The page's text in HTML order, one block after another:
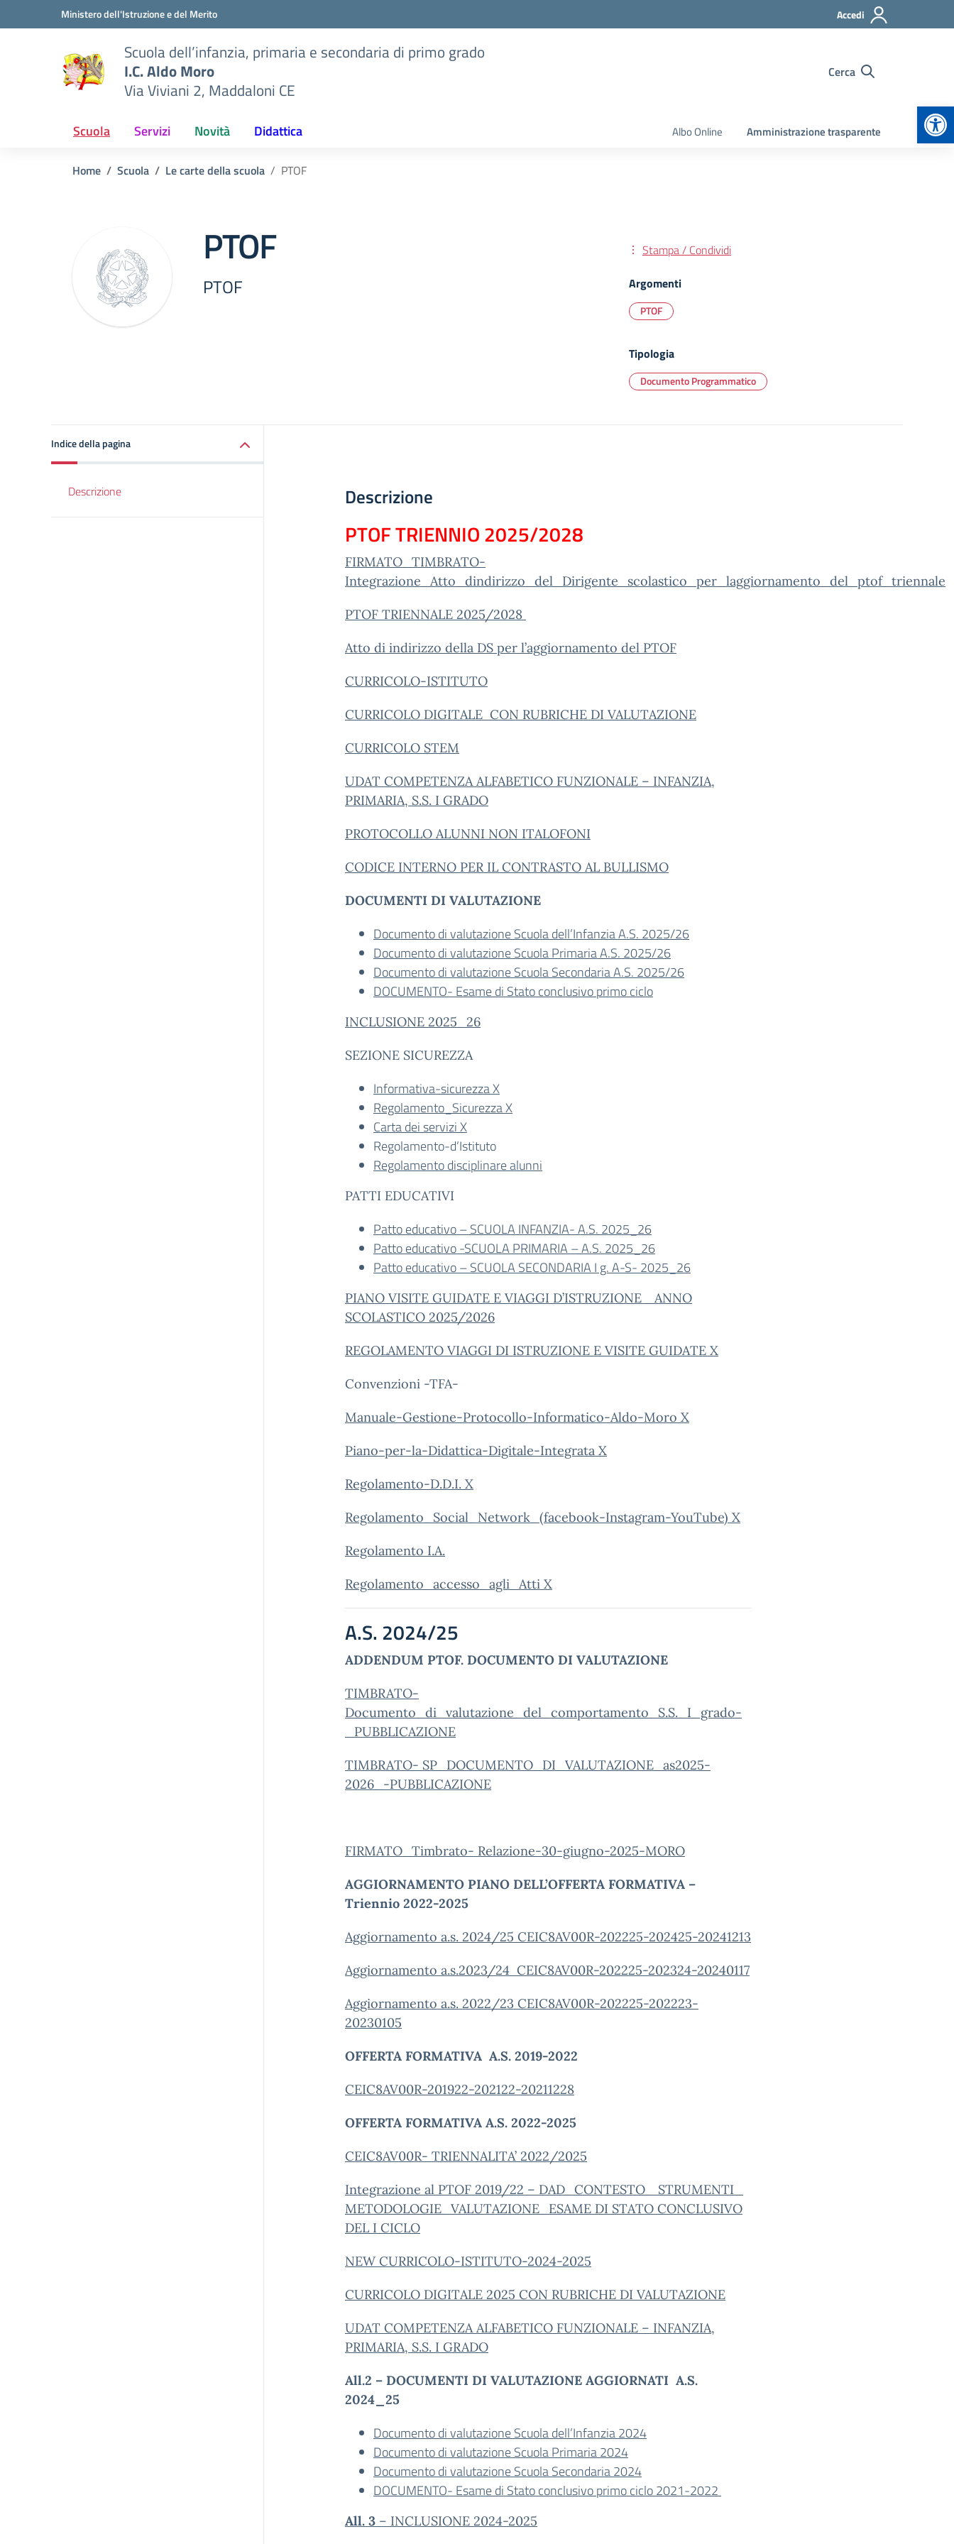
Vai ai contenuti
Vai al menu di navigazioneMinistero dell'Istruzione e del Merito Accedi
Scuola dell’infanzia, primaria e secondaria di primo grado
I.C. Aldo Moro
Via Viviani 2, Maddaloni CE
Cerca
Scuola Servizi Novità Didattica Albo Online Amministrazione trasparente
Home Scuola Le carte della scuola PTOF
PTOF
PTOF
Stampa / Condividi
Argomenti
PTOF
Tipologia
Documento Programmatico
Indice della pagina
Descrizione Descrizione
PTOF TRIENNIO 2025/2028
FIRMATO_TIMBRATO-
Integrazione_Atto_dindirizzo_del_Dirigente_scolastico_per_laggiornamento_del_ptof_triennale
PTOF TRIENNALE 2025/2028
Atto di indirizzo della DS per l’aggiornamento del PTOF
CURRICOLO-ISTITUTO
CURRICOLO DIGITALE CON RUBRICHE DI VALUTAZIONE
CURRICOLO STEM
UDAT COMPETENZA ALFABETICO FUNZIONALE – INFANZIA,
PRIMARIA, S.S. I GRADO
PROTOCOLLO ALUNNI NON ITALOFONI
CODICE INTERNO PER IL CONTRASTO AL BULLISMO
DOCUMENTI DI VALUTAZIONE
Documento di valutazione Scuola dell’Infanzia A.S. 2025/26
Documento di valutazione Scuola Primaria A.S. 2025/26
Documento di valutazione Scuola Secondaria A.S. 2025/26
DOCUMENTO- Esame di Stato conclusivo primo ciclo
INCLUSIONE 2025_26
SEZIONE SICUREZZA
Informativa-sicurezza X
Regolamento_Sicurezza X
Carta dei servizi X
Regolamento-d’Istituto
Regolamento disciplinare alunni
PATTI EDUCATIVI
Patto educativo – SCUOLA INFANZIA- A.S. 2025_26
Patto educativo -SCUOLA PRIMARIA – A.S. 2025_26
Patto educativo – SCUOLA SECONDARIA I g. A-S- 2025_26
PIANO VISITE GUIDATE E VIAGGI D’ISTRUZIONE _ANNO
SCOLASTICO 2025/2026
REGOLAMENTO VIAGGI DI ISTRUZIONE E VISITE GUIDATE X
Convenzioni -TFA-
Manuale-Gestione-Protocollo-Informatico-Aldo-Moro X
Piano-per-la-Didattica-Digitale-Integrata X
Regolamento-D.D.I. X
Regolamento_Social_Network_(facebook-Instagram-YouTube) X
Regolamento I.A.
Regolamento_accesso_agli_Atti X
A.S. 2024/25
ADDENDUM PTOF. DOCUMENTO DI VALUTAZIONE
TIMBRATO-
Documento_di_valutazione_del_comportamento_S.S._I_grado-
_PUBBLICAZIONE
TIMBRATO- SP_DOCUMENTO_DI_VALUTAZIONE_as2025-
2026_-PUBBLICAZIONE
FIRMATO_Timbrato- Relazione-30-giugno-2025-MORO
AGGIORNAMENTO PIANO DELL’OFFERTA FORMATIVA –
Triennio 2022-2025
Aggiornamento a.s. 2024/25 CEIC8AV00R-202225-202425-20241213
Aggiornamento a.s.2023/24 CEIC8AV00R-202225-202324-20240117
Aggiornamento a.s. 2022/23 CEIC8AV00R-202225-202223-
20230105
OFFERTA FORMATIVA A.S. 2019-2022
CEIC8AV00R-201922-202122-20211228
OFFERTA FORMATIVA A.S. 2022-2025
CEIC8AV00R- TRIENNALITA’ 2022/2025
Integrazione al PTOF 2019/22 – DAD_CONTESTO_ STRUMENTI_
METODOLOGIE_VALUTAZIONE_ESAME DI STATO CONCLUSIVO
DEL I CICLO
NEW CURRICOLO-ISTITUTO-2024-2025
CURRICOLO DIGITALE 2025 CON RUBRICHE DI VALUTAZIONE
UDAT COMPETENZA ALFABETICO FUNZIONALE – INFANZIA,
PRIMARIA, S.S. I GRADO
All.2 – DOCUMENTI DI VALUTAZIONE AGGIORNATI A.S.
2024_25
Documento di valutazione Scuola dell’Infanzia 2024
Documento di valutazione Scuola Primaria 2024
Documento di valutazione Scuola Secondaria 2024
DOCUMENTO- Esame di Stato conclusivo primo ciclo 2021-2022
All. 3 – INCLUSIONE 2024-2025